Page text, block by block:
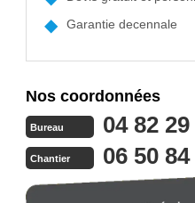
Garantie decennale
Nos coordonnées
Bureau 04 82
Chantier 06 50